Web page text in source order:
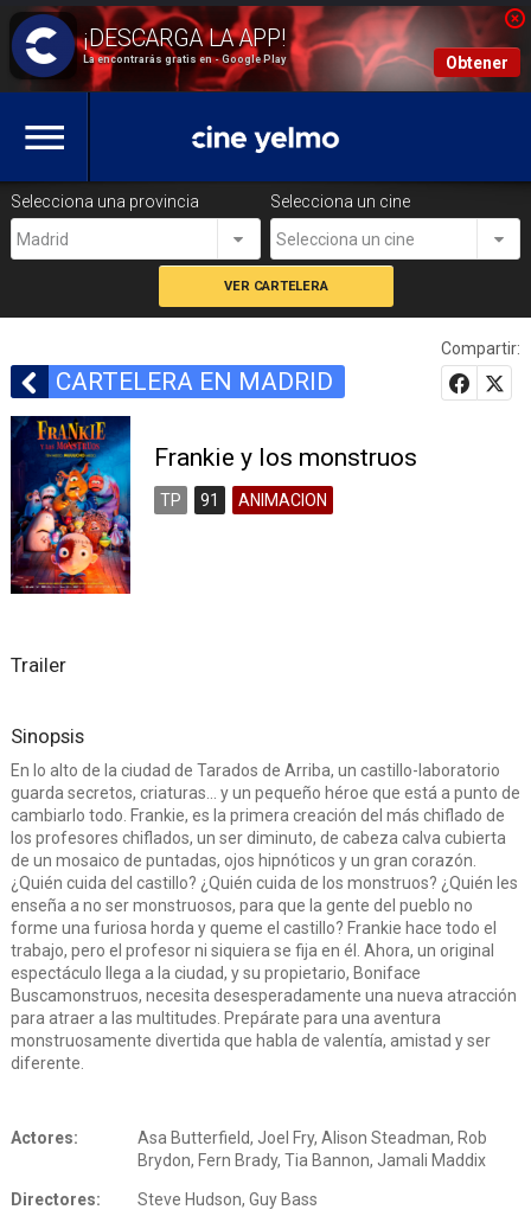
La encontrarás gratis en - Google Play Obtener
Selecciona una provincia
Madrid
Selecciona un cine
Selecciona un cine
CARTELERA EN MADRID
Compartir:
Frankie y los monstruos
TP 91 ANIMACION
Trailer
Sinopsis
En lo alto de la ciudad de Tarados de Arriba, un castillo-laboratorio
guarda secretos, criaturas... y un pequeño héroe que está a punto de
cambiarlo todo. Frankie, es la primera creación del más chiflado de
los profesores chiflados, un ser diminuto, de cabeza calva cubierta
de un mosaico de puntadas, ojos hipnóticos y un gran corazón.
¿Quién cuida del castillo? ¿Quién cuida de los monstruos? ¿Quién les
enseña a no ser monstruosos, para que la gente del pueblo no
forme una furiosa horda y queme el castillo? Frankie hace todo el
trabajo, pero el profesor ni siquiera se fija en él. Ahora, un original
espectáculo llega a la ciudad, y su propietario, Boniface
Buscamonstruos, necesita desesperadamente una nueva atracción
para atraer a las multitudes. Prepárate para una aventura
monstruosamente divertida que habla de valentía, amistad y ser
diferente.
Actores:
Asa Butterfield, Joel Fry, Alison Steadman, Rob
Brydon, Fern Brady, Tia Bannon, Jamali Maddix
Directores: Steve Hudson, Guy Bass